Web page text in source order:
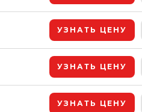
УЗНАТЬ ЦЕНУ
УЗНАТЬ ЦЕНУ
УЗНАТЬ ЦЕНУ